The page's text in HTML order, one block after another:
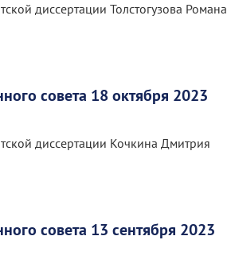
диссертации Толстогузова Романа
совета 18 октября 2023
диссертации Кочкина Дмитрия
совета 13 сентября 2023